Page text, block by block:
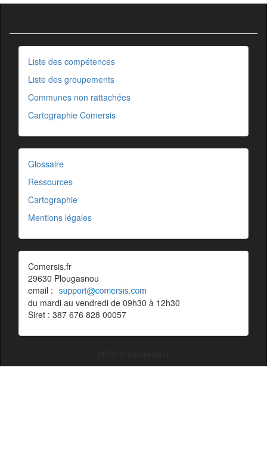
Liste des compétences
Liste des groupements
Communes non rattachées
Cartographie Comersis
Glossaire
Ressources
Cartographie
Mentions légales
Comersis.fr
29630 Plougasnou
email :
du mardi au vendredi de 09h30 à 12h30
Siret : 387 676 828 00057